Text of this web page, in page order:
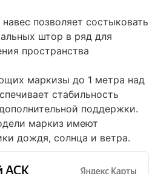
позволяет состыковать
штор в ряд для
пространства
маркизы до 1 метра над
стабильность
поддержки.
маркиз имеют
дождя, солнца и ветра.